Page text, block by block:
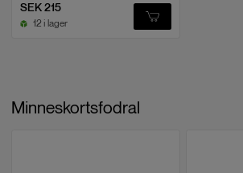
SEK 215
12 i lager
Minneskortsfodral